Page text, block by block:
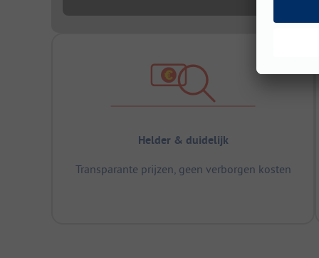
Helder & duidelijk
Transparante prijzen, geen verborgen kosten